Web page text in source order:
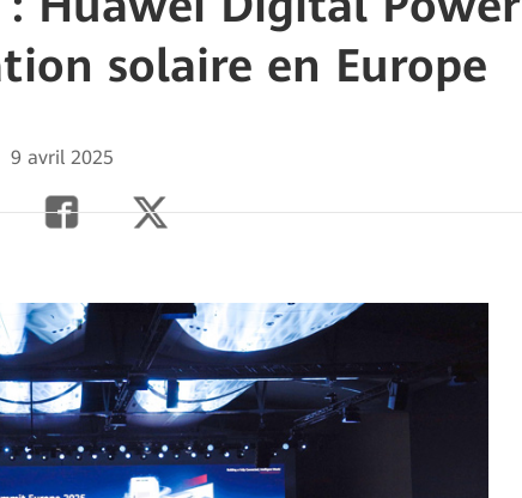
solaire en Europe
9 avril 2025